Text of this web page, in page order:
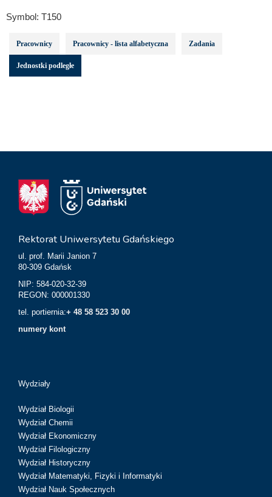
Symbol: T150
Pracownicy Pracownicy - lista alfabetyczna Zadania
Jednostki podległe
Rektorat Uniwersytetu Gdańskiego
ul. prof. Marii Janion 7
80-309 Gdańsk
NIP: 584-020-32-39
REGON: 000001330
tel. portiernia:+ 48 58 523 30 00
numery kont
Wydziały
Wydział Biologii
Wydział Chemii
Wydział Ekonomiczny
Wydział Filologiczny
Wydział Historyczny
Wydział Matematyki, Fizyki i Informatyki
Wydział Nauk Społecznych